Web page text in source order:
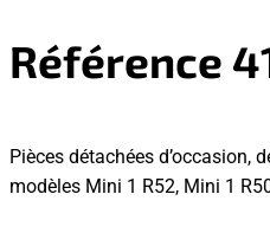
Référence
Pièces détachées d’occasion,
modèles Mini 1 R52, Mini 1